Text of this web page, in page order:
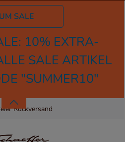
SALE
10% EXTRA-
SALE ARTIKEL
"SUMMER10"
Rückversand
Versand